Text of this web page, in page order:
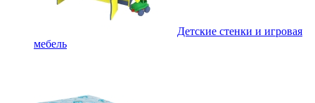
Детские стенки и игровая
мебель